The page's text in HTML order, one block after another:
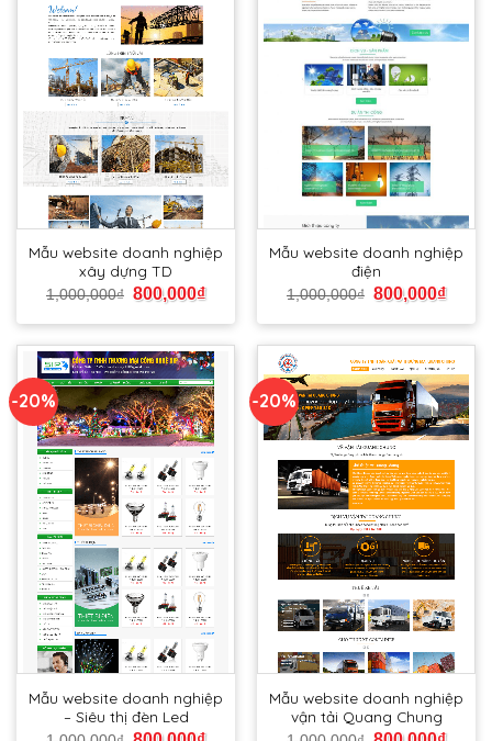
Mẫu website doanh nghiệp
xây dựng TD
1,000,000₫ 800,000₫
Mẫu website doanh nghiệp
điện
1,000,000₫ 800,000₫
-20%
Mẫu website doanh nghiệp
– Siêu thị đèn Led
-20%
Mẫu website doanh nghiệp
vận tải Quang Chung